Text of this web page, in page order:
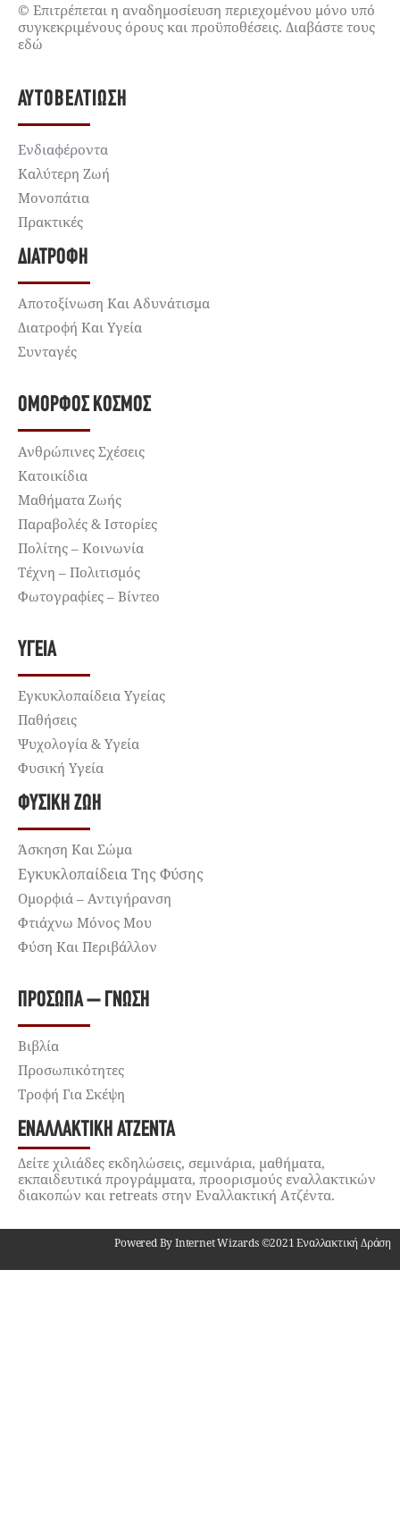
© Επιτρέπεται η αναδημοσίευση περιεχομένου μόνο υπό
συγκεκριμένους όρους και προϋποθέσεις. Διαβάστε τους
εδώ
ΑΥΤΟΒΕΛΤΊΩΣΗ
Ενδιαφέροντα
Καλύτερη Ζωή
Μονοπάτια
Πρακτικές
ΔΙΑΤΡΟΦΉ
Αποτοξίνωση Και Αδυνάτισμα
Διατροφή Και Υγεία
Συνταγές
ΌΜΟΡΦΟΣ ΚΌΣΜΟΣ
Ανθρώπινες Σχέσεις
Κατοικίδια
Μαθήματα Ζωής
Παραβολές & Ιστορίες
Πολίτης – Κοινωνία
Τέχνη – Πολιτισμός
Φωτογραφίες – Βίντεο
ΥΓΕΊΑ
Εγκυκλοπαίδεια Υγείας
Παθήσεις
Ψυχολογία & Υγεία
Φυσική Υγεία
ΦΥΣΙΚΉ ΖΩΉ
Άσκηση Και Σώμα
Εγκυκλοπαίδεια Της Φύσης
Ομορφιά – Αντιγήρανση
Φτιάχνω Μόνος Μου
Φύση Και Περιβάλλον
ΠΡΌΣΩΠΑ – ΓΝΏΣΗ
Βιβλία
Προσωπικότητες
Τροφή Για Σκέψη
ΕΝΑΛΛΑΚΤΙΚΉ ΑΤΖΈΝΤΑ
Δείτε χιλιάδες εκδηλώσεις, σεμινάρια, μαθήματα,
εκπαιδευτικά προγράμματα, προορισμούς εναλλακτικών
διακοπών και retreats στην Εναλλακτική Ατζέντα.
Powered By Internet Wizards ©2021 Εναλλακτική Δράση